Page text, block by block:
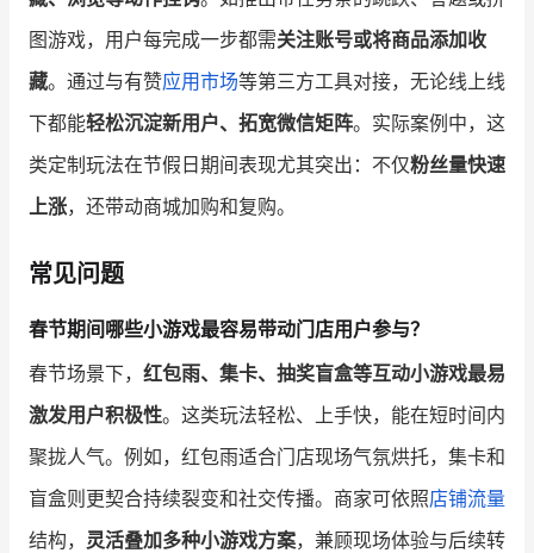
图游戏，用户每完成一步都需关注账号或将商品添加收
藏。通过与有赞应用市场等第三方工具对接，无论线上线
下都能轻松沉淀新用户、拓宽微信矩阵。实际案例中，这
类定制玩法在节假日期间表现尤其突出：不仅粉丝量快速
上涨，还带动商城加购和复购。
常见问题
春节期间哪些小游戏最容易带动门店用户参与？
春节场景下， 红包雨、集卡、抽奖盲盒等互动小游戏最易
激发用户积极性。这类玩法轻松、上手快，能在短时间内
聚拢人气。例如，红包雨适合门店现场气氛烘托，集卡和
盲盒则更契合持续裂变和社交传播。商家可依照店铺流量
结构， 灵活叠加多种小游戏方案，兼顾现场体验与后续转